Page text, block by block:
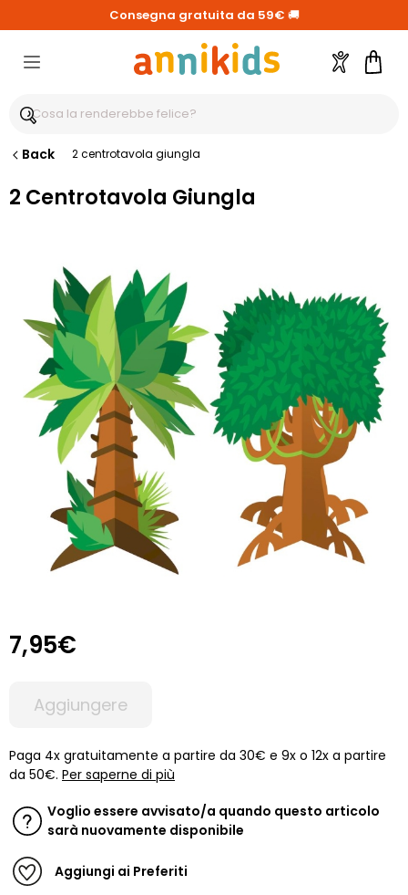
Consegna gratuita da 59€ 🚚
Account
Back 2 centrotavola giungla
2 Centrotavola Giungla
7,95€
Aggiungere
Paga 4x gratuitamente a partire da 30€ e 9x o 12x a partire
da 50€. Per saperne di più
Voglio essere avvisato/a quando questo articolo
sarà nuovamente disponibile
Aggiungi ai Preferiti